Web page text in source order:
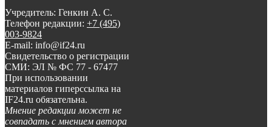
Учредитель: Генкин А. С.
Телефон редакции: +7 (495)
003-9824
E-mail: info@if24.ru
Свидетельство о регистрации
СМИ: ЭЛ № ФС 77 - 67477
При использовании
материалов гиперссылка на
IF24.ru обязательна.
Мнение редакции может не
совпадать с мнением автора